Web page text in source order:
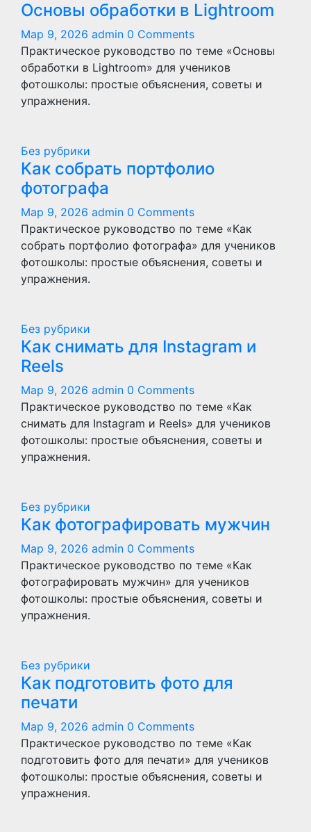
Основы обработки в Lightroom
Мар 9, 2026 admin 0 Comments
Практическое руководство по теме «Основы
обработки в Lightroom» для учеников
фотошколы: простые объяснения, советы и
упражнения.
Без рубрики
Как собрать портфолио
фотографа
Мар 9, 2026 admin 0 Comments
Практическое руководство по теме «Как
собрать портфолио фотографа» для учеников
фотошколы: простые объяснения, советы и
упражнения.
Без рубрики
Как снимать для Instagram и
Reels
Мар 9, 2026 admin 0 Comments
Практическое руководство по теме «Как
снимать для Instagram и Reels» для учеников
фотошколы: простые объяснения, советы и
упражнения.
Без рубрики
Как фотографировать мужчин
Мар 9, 2026 admin 0 Comments
Практическое руководство по теме «Как
фотографировать мужчин» для учеников
фотошколы: простые объяснения, советы и
упражнения.
Без рубрики
Как подготовить фото для
печати
Мар 9, 2026 admin 0 Comments
Практическое руководство по теме «Как
подготовить фото для печати» для учеников
фотошколы: простые объяснения, советы и
упражнения.